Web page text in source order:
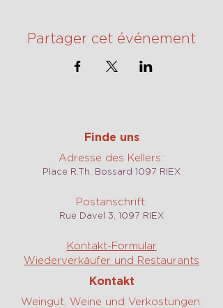
Partager cet événement
Finde uns
Adresse des Kellers::
Place R.Th. Bossard 1097 RIEX
Postanschrift:
Rue Davel 3, 1097 RIEX
Kontakt-Formular
Wiederverkäufer und Restaurants
Kontakt
Weingut, Weine und Verkostungen: